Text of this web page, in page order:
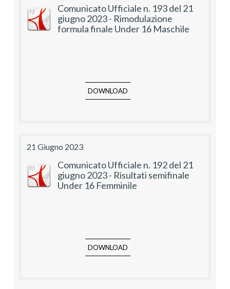
Comunicato Ufficiale n. 193 del 21
giugno 2023 - Rimodulazione
formula finale Under 16 Maschile
DOWNLOAD
21 Giugno 2023
Comunicato Ufficiale n. 192 del 21
giugno 2023 - Risultati semifinale
Under 16 Femminile
DOWNLOAD